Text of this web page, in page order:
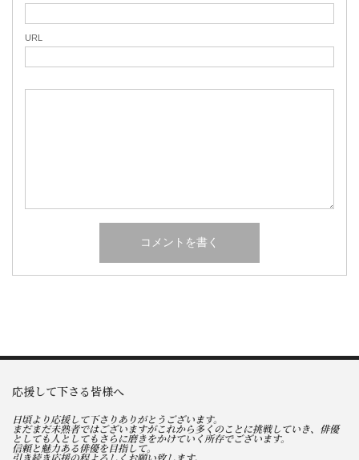
URL
応援して下さる皆様へ
日頃より応援して下さりありがとうございます。
まだまだ未熟者ではございますがこれから多くのことに挑戦していき、俳優
としても人としてもさらに磨きをかけていく所存でございます。
信頼と魅力ある俳優を目指して。
引き続き応援の程よろしくお願い致します。